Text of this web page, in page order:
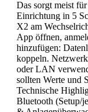
Das sorgt meist
Einrichtung in 5
X2 am
App öffnen,
hinzufügen:
koppeln.
oder LAN
sollten Werte und
Technische
Bluetooth (Setup/